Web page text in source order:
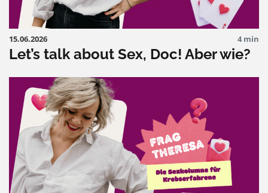
15.06.2026 4 min
Let’s talk about Sex, Doc! Aber wie?